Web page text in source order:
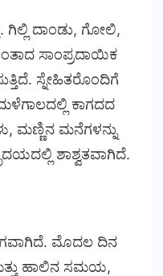
ಗಿಲ್ಲಿ ದಾಂಡು, ಗೋಲಿ,
ಸಾಂಪ್ರದಾಯಿಕ
ಸ್ನೇಹಿತರೊಂದಿಗೆ
ಕಾಗದದ
ಮಣ್ಣಿನ ಮನೆಗಳನ್ನು
ಶಾಶ್ವತವಾಗಿದೆ.
ಮೊದಲ ದಿನ
ಹಾಲಿನ ಸಮಯ,